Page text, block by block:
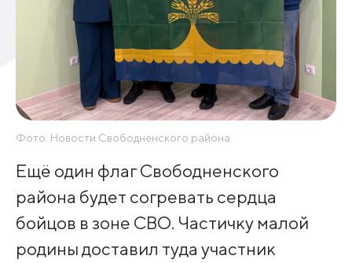
Фото: Новости Свободненского района
Ещё один флаг Свободненского
района будет согревать сердца
бойцов в зоне СВО. Частичку малой
родины доставил туда участник